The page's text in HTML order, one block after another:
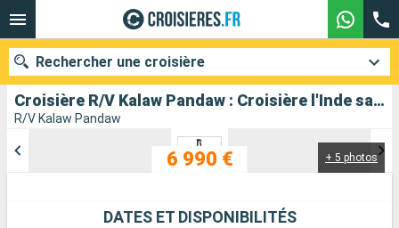
Croisière R/V Kalaw Pandaw : Croisière l'Inde sacrée de Calcutta à Bénarès au départ de Calcutta
R/V Kalaw Pandaw
+ 5 photos
6 990 €
DATES ET DISPONIBILITÉS
Rechercher une croisière